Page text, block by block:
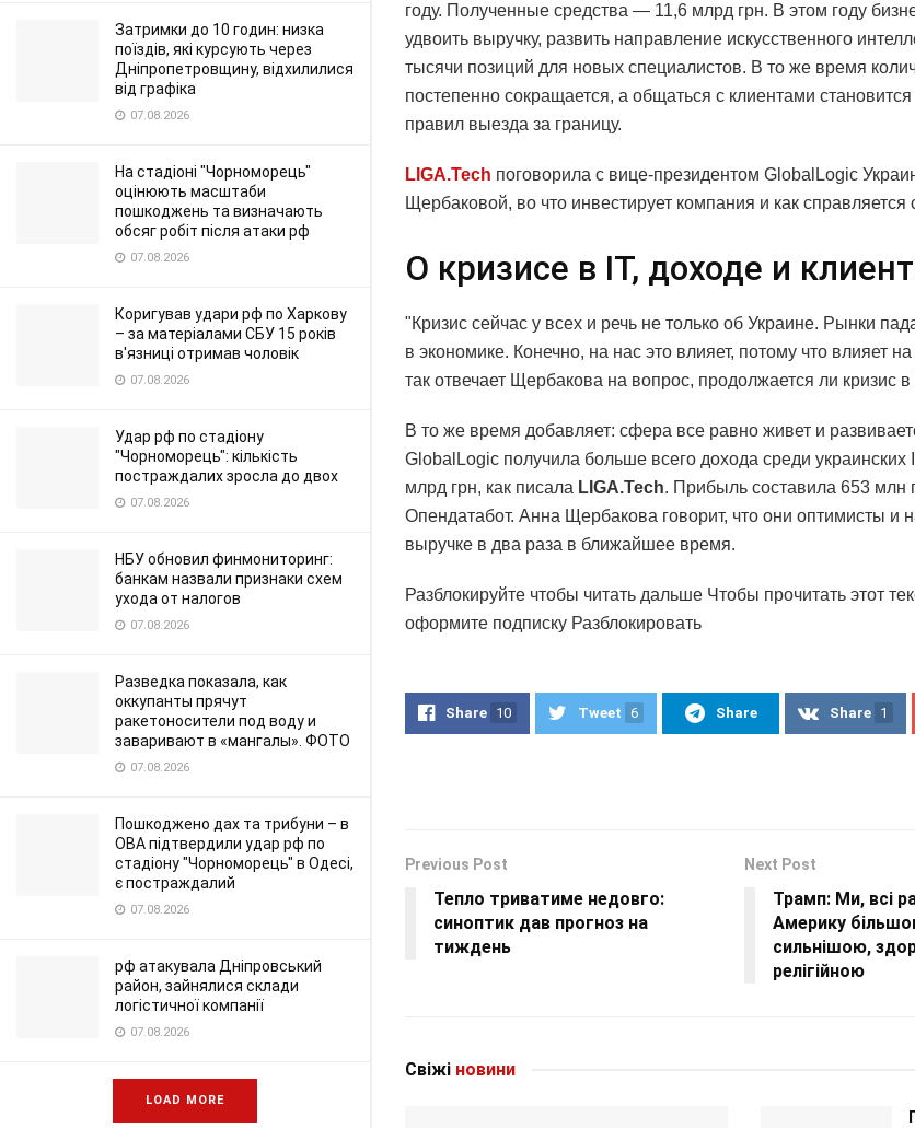
Затримки до 10 годин: низка
поїздів, які курсують через
Дніпропетровщину, відхилилися
від графіка
07.08.2026
На стадіоні "Чорноморець"
оцінюють масштаби
пошкоджень та визначають
обсяг робіт після атаки рф
07.08.2026
Коригував удари рф по Харкову
– за матеріалами СБУ 15 років
в'язниці отримав чоловік
07.08.2026
Удар рф по стадіону
"Чорноморець": кількість
постраждалих зросла до двох
07.08.2026
НБУ обновил финмониторинг:
банкам назвали признаки схем
ухода от налогов
07.08.2026
Разведка показала, как
оккупанты прячут
ракетоносители под воду и
заваривают в «мангалы». ФОТО
07.08.2026
Пошкоджено дах та трибуни – в
ОВА підтвердили удар рф по
стадіону "Чорноморець" в Одесі,
є постраждалий
07.08.2026
рф атакувала Дніпровський
район, зайнялися склади
логістичної компанії
07.08.2026
LOAD MORE
году. Полученные средства — 11,6 млрд грн. В этом году
удвоить выручку, развить направление искусственного
тысячи позиций для новых специалистов. В то же время
постепенно сокращается, а общаться с клиентами становится
правил выезда за границу.
LIGA.Tech поговорила с вице-президентом GlobalLogic
Щербаковой, во что инвестирует компания и как справляется
О кризисе в IT, доходе и
"Кризис сейчас у всех и речь не только об Украине. Рынки
в экономике. Конечно, на нас это влияет, потому что влияет
так отвечает Щербакова на вопрос, продолжается ли кризис в
В то же время добавляет: сфера все равно живет и
GlobalLogic получила больше всего дохода среди
млрд грн, как писала LIGA.Tech. Прибыль составила 653 млн
Опендатабот. Анна Щербакова говорит, что они оптимисты и
выручке в два раза в ближайшее время.
Разблокируйте чтобы читать дальше Чтобы прочитать этот
оформите подписку Разблокировать
Share 10 Tweet 6 Share Share 1
Previous Post
Тепло триватиме недовго:
синоптик дав прогноз на
тиждень
Next Post
Трамп: Ми, всі
Америку
сильнішою,
релігійною
Свіжі новини